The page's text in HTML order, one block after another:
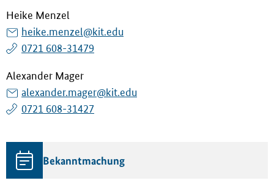
Heike Menzel
heike.menzel@kit.edu
0721 608-31479
Alexander Mager
alexander.mager@kit.edu
0721 608-31427
Bekanntmachung